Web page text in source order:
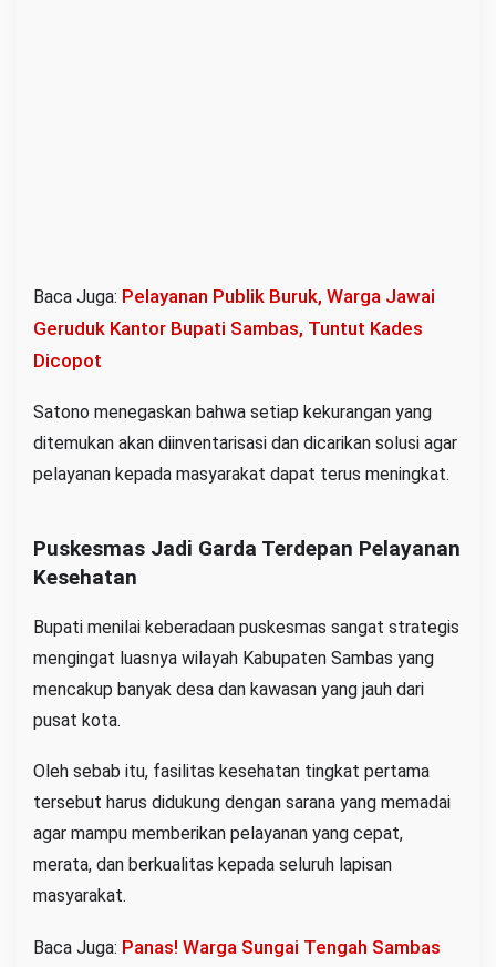
Baca Juga: Pelayanan Publik Buruk, Warga Jawai
Geruduk Kantor Bupati Sambas, Tuntut Kades
Dicopot
Satono menegaskan bahwa setiap kekurangan yang
ditemukan akan diinventarisasi dan dicarikan solusi agar
pelayanan kepada masyarakat dapat terus meningkat.
Puskesmas Jadi Garda Terdepan Pelayanan
Kesehatan
Bupati menilai keberadaan puskesmas sangat strategis
mengingat luasnya wilayah Kabupaten Sambas yang
mencakup banyak desa dan kawasan yang jauh dari
pusat kota.
Oleh sebab itu, fasilitas kesehatan tingkat pertama
tersebut harus didukung dengan sarana yang memadai
agar mampu memberikan pelayanan yang cepat,
merata, dan berkualitas kepada seluruh lapisan
masyarakat.
Baca Juga: Panas! Warga Sungai Tengah Sambas